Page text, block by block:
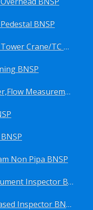
BNSP
Sertifikasi Crane Operator Tower Crane/TC BNSP
BNSP
Sertifikasi Custody Transfer,Flow Measurement&Flow Meter (Harga Khusus) BNSP
Non Pipa BNSP
Sertifikasi Electrical & Instrument Inspector BNSP
Sertifikasi Engineer Risk Based Inspector BNSP